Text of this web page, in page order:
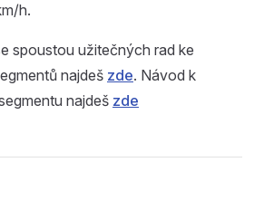
h.
spoustou užitečných rad ke
najdeš zde. Návod k
najdeš zde